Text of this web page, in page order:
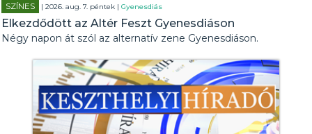
SZÍNES | 2026. aug. 7. péntek |Gyenesdiás
Elkezdődött az Altér Feszt Gyenesdiáson
Négy napon át szól az alternatív zene Gyenesdiáson.